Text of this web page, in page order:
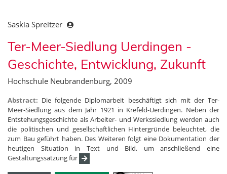
Saskia Spreitzer
Ter-Meer-Siedlung Uerdingen -
Geschichte, Entwicklung, Zukunft
Hochschule Neubrandenburg, 2009
Abstract: Die folgende Diplomarbeit beschäftigt sich mit der Ter-
Meer-Siedlung aus dem Jahr 1921 in Krefeld-Uerdingen. Neben der
Entstehungsgeschichte als Arbeiter- und Werkssiedlung werden auch
die politischen und gesellschaftlichen Hintergründe beleuchtet, die
zum Bau geführt haben. Des Weiteren folgt eine Dokumentation der
heutigen Situation in Text und Bild, um anschließend eine
Gestaltungssatzung für